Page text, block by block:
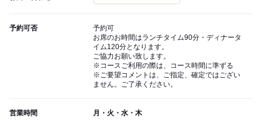
予約可否
予約可
お席のお時間はランチタイム90分・ディナータ
イム120分となります。
ご協力お願い致します。
※コースご利用の際は、コース時間に準ずる
※ご要望コメントは、ご指定、確定ではござい
ません。ご了承ください。
営業時間 月・火・水・木